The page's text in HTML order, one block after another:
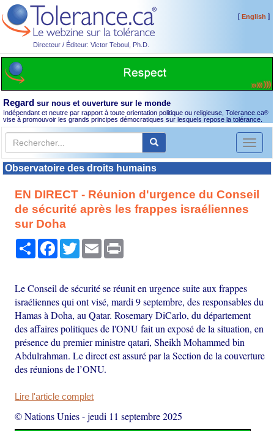
Directeur / Éditeur: Victor Teboul, Ph.D.
[English ]
Regard sur nous et ouverture sur le monde
Indépendant et neutre par rapport à toute orientation politique ou religieuse, Tolerance.ca®
vise à promouvoir les grands principes démocratiques sur lesquels repose la tolérance.
Toggle
Observatoire des droits humains
EN DIRECT - Réunion d'urgence du Conseil
de sécurité après les frappes israéliennes
sur Doha
PartagerFacebook
TwitterEmail
Le Conseil de sécurité se réunit en urgence suite aux frappes
israéliennes qui ont visé, mardi 9 septembre, des responsables du
Hamas à Doha, au Qatar. Rosemary DiCarlo, du département
des affaires politiques de l'ONU fait un exposé de la situation, en
présence du premier ministre qatari, Sheikh Mohammed bin
Abdulrahman. Le direct est assuré par la Section de la couverture
des réunions de l’ONU.
Lire l'article complet
© Nations Unies-jeudi 11 septembre 2025